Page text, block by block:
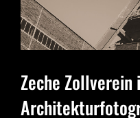
Zeche Zollverein